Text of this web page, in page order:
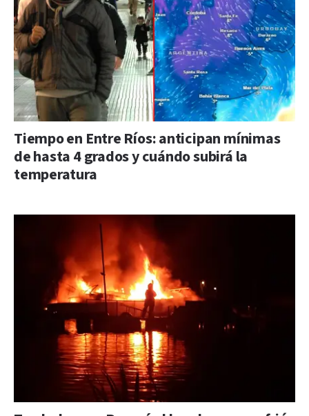
Tiempo en Entre Ríos: anticipan mínimas
de hasta 4 grados y cuándo subirá la
temperatura